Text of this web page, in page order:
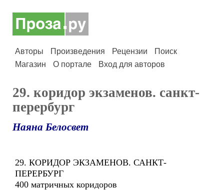
Авторы Произведения Рецензии
Поиск
Магазин
О портале Вход для авторов
29. коридор экзаменов. санкт-
перербург
Наяна Белосвет
29. КОРИДОР ЭКЗАМЕНОВ. САНКТ-
ПЕРЕРБУРГ
400 матричных коридоров